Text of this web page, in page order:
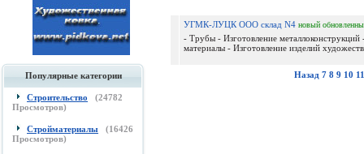
Популярные категории
Строительство (24782
Просмотров)
Стройматериалы (16426
Просмотров)
УГМК-ЛУЦК ООО склад N4 новый
- Трубы - Изготовление
материалы - Изготовление изделий
Назад 7 8 9 10 11